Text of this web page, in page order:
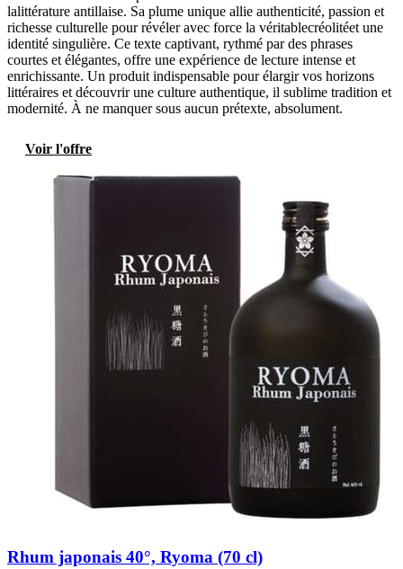
lalittérature antillaise. Sa plume unique allie authenticité, passion et
richesse culturelle pour révéler avec force la véritablecréolitéet une
identité singulière. Ce texte captivant, rythmé par des phrases
courtes et élégantes, offre une expérience de lecture intense et
enrichissante. Un produit indispensable pour élargir vos horizons
littéraires et découvrir une culture authentique, il sublime tradition et
modernité. À ne manquer sous aucun prétexte, absolument.
Voir l'offre
Rhum japonais 40°, Ryoma (70 cl)